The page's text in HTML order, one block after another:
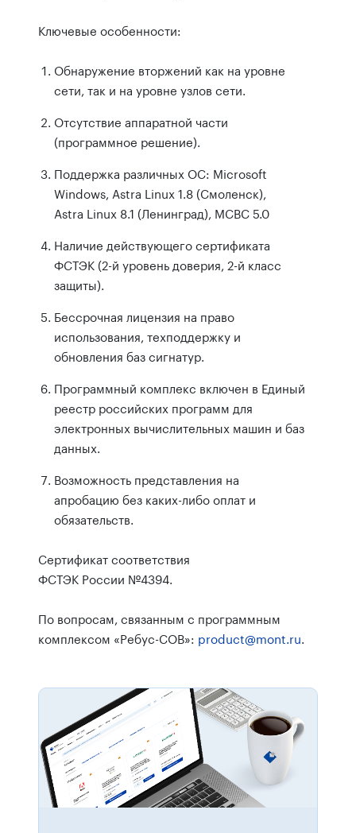
Ключевые особенности:
Обнаружение вторжений как на уровне
сети, так и на уровне узлов сети.
Отсутствие аппаратной части
(программное решение).
Поддержка различных ОС: Microsoft
Windows, Astra Linux 1.8 (Смоленск),
Astra Linux 8.1 (Ленинград), МСВС 5.0
Наличие действующего сертификата
ФСТЭК (2-й уровень доверия, 2-й класс
защиты).
Бессрочная лицензия на право
использования, техподдержку и
обновления баз сигнатур.
Программный комплекс включен в Единый
реестр российских программ для
электронных вычислительных машин и баз
данных.
Возможность представления на
апробацию без каких-либо оплат и
обязательств.
Сертификат соответствия
ФСТЭК России №4394.
По вопросам, связанным с программным
комплексом «Ребус-СОВ»: product@mont.ru.